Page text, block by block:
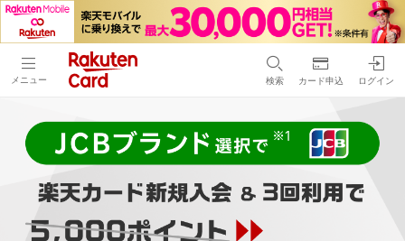
メニュー 検索 カード申込 ログイン